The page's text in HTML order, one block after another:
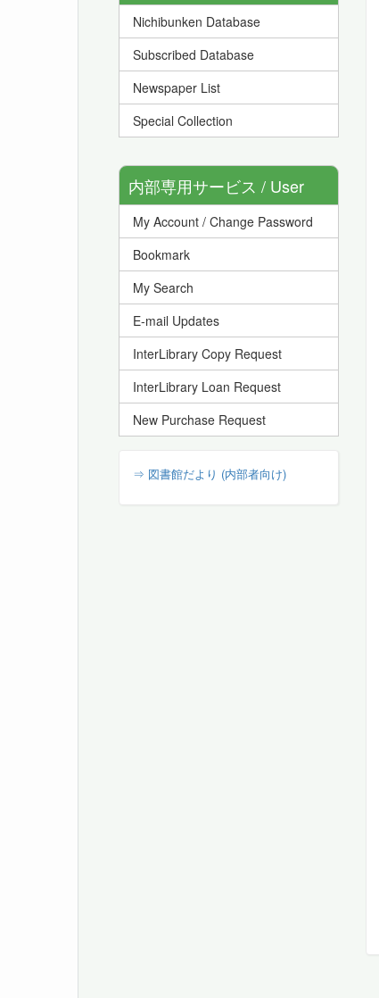
Nichibunken Database
Subscribed Database
Newspaper List
Special Collection
内部専用サービス / User
Service
My Account / Change Password
Bookmark
My Search
E-mail Updates
InterLibrary Copy Request
InterLibrary Loan Request
New Purchase Request
⇒ 図書館だより (内部者向け)